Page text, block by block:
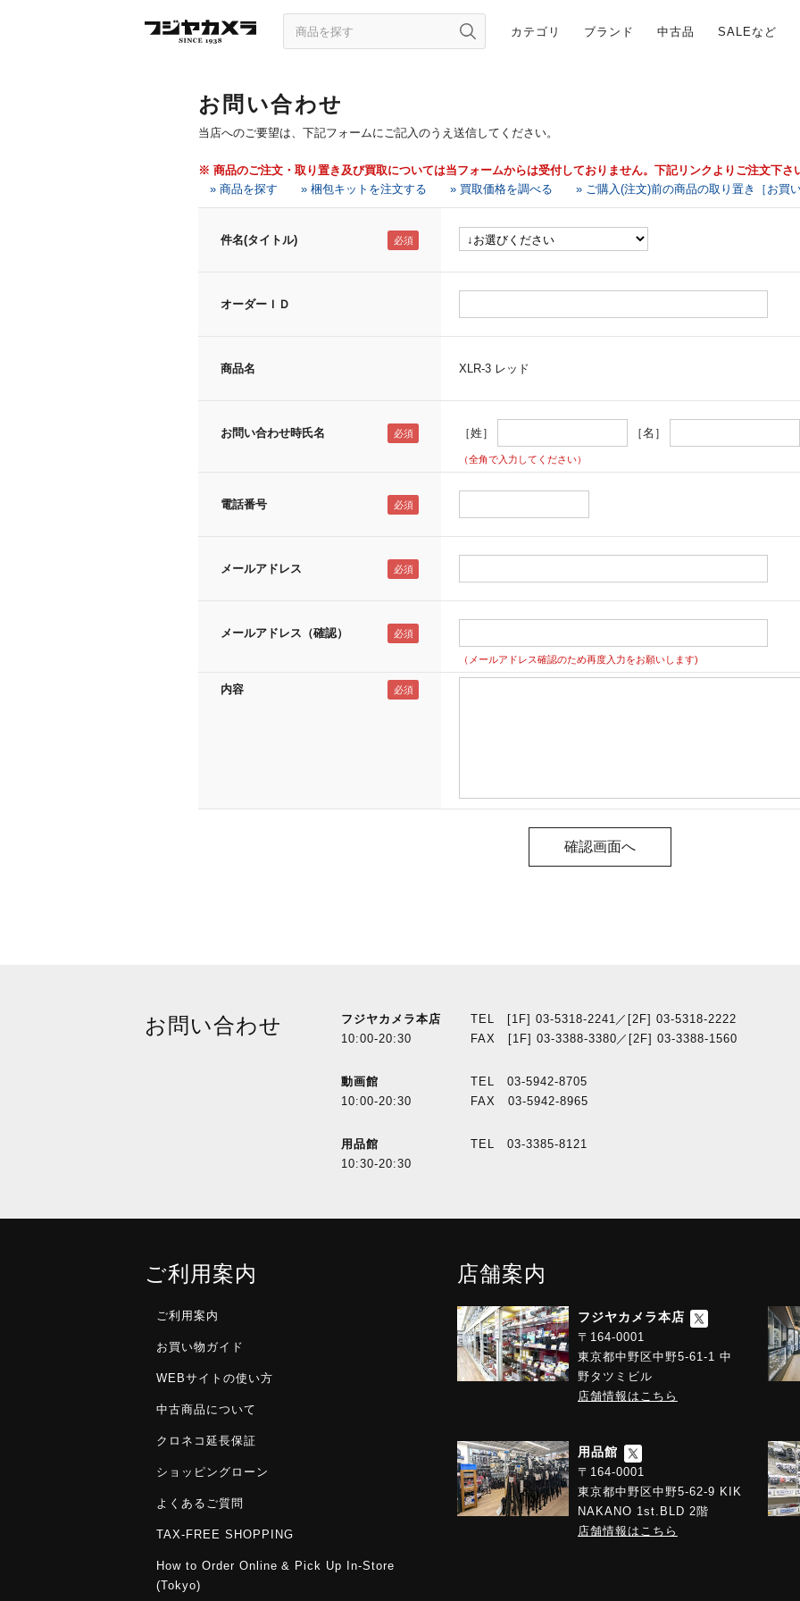
カテゴリ ブランド 中古品 SALEなど
お問い合わせ
当店へのご要望は、下記フォームにご記入のうえ送信してください。
※ 商品のご注文・取り置き及び買取については当フォームからは受付しておりません。下記リンクよりご注文下さ
» 商品を探す
» 梱包キットを注文する » 買取価格を調べる » ご購入(注文)前の商品の取り置き［お買い
件名(タイトル)
オーダーＩＤ
商品名 XLR-3 レッド
お問い合わせ時氏名 ［姓］ ［名］
（全角で入力してください）
電話番号
メールアドレス
メールアドレス（確認）
（メールアドレス確認のため再度入力をお願いします)
内容
お問い合わせ
フジヤカメラ本店
10:00-20:30
TEL [1F] 03-5318-2241／[2F] 03-5318-2222
FAX [1F] 03-3388-3380／[2F] 03-3388-1560
動画館
10:00-20:30
TEL 03-5942-8705
FAX 03-5942-8965
用品館
10:30-20:30
TEL 03-3385-8121
ご利用案内
ご利用案内
お買い物ガイド
WEBサイトの使い方
中古商品について
クロネコ延長保証
ショッピングローン
よくあるご質問
TAX-FREE SHOPPING
How to Order Online & Pick Up In-Store
(Tokyo)
店舗案内
フジヤカメラ本店
〒164-0001
東京都中野区中野5-61-1 中
野タツミビル
店舗情報はこちら
用品館
〒164-0001
東京都中野区中野5-62-9 KIK
NAKANO 1st.BLD 2階
店舗情報はこちら